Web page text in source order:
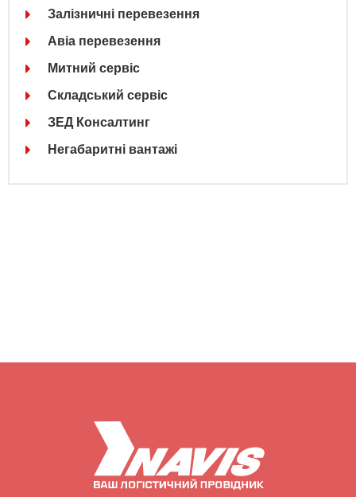
Залізничні перевезення
Авіа перевезення
Митний сервіс
Складський сервіс
ЗЕД Консалтинг
Негабаритні вантажі